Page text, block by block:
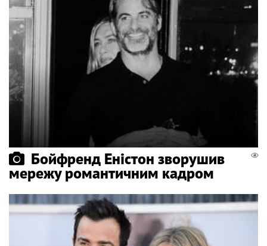
Бойфренд Еністон зворушив
мережу романтичним кадром